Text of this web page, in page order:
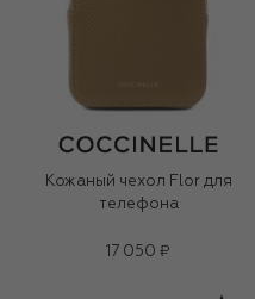
Кожаный чехол Flor для
телефона
17 050 ₽